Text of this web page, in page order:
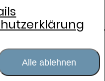
Alle ablehnen
Minte